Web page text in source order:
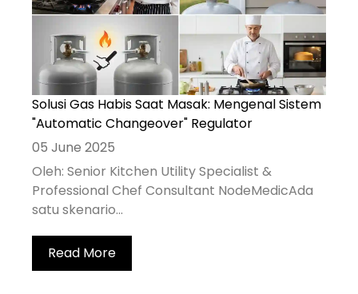
Solusi Gas Habis Saat Masak: Mengenal Sistem
"Automatic Changeover" Regulator
05 June 2025
Oleh: Senior Kitchen Utility Specialist &
Professional Chef Consultant NodeMedicAda
satu skenario...
Read More